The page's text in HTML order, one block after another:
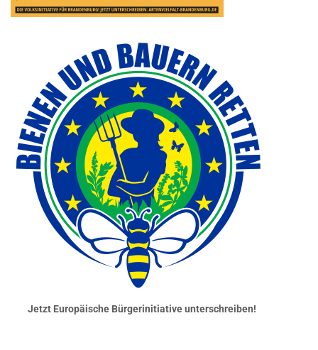
Jetzt Europäische Bürgerinitiative unterschreiben!